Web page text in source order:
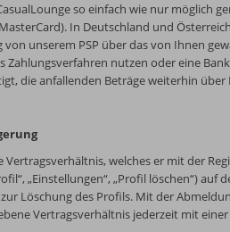
so einfach wie nur möglich
In Deutschland und
unserem PSP über das von Ihnen
Zahlungsverfahren nutzen oder eine
die anfallenden Beträge weiterhin
Vertragsverhältnis, welches er mit der
„Einstellungen“, „Profil löschen“)
Löschung des Profils. Mit der
Vertragsverhältnis jederzeit mit